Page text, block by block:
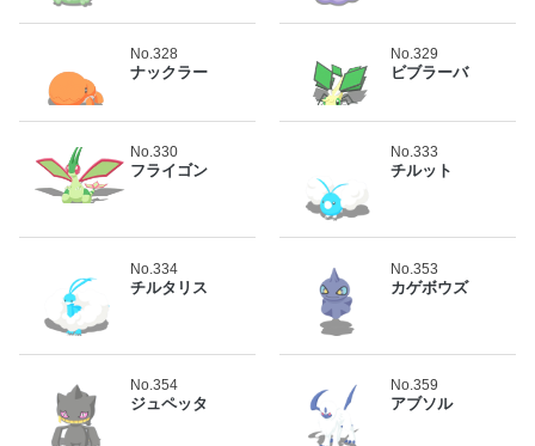
No.328
ナックラー
No.329
ビブラーバ
No.330
フライゴン
No.333
チルット
No.334
チルタリス
No.353
カゲボウズ
No.354
ジュペッタ
No.359
アブソル